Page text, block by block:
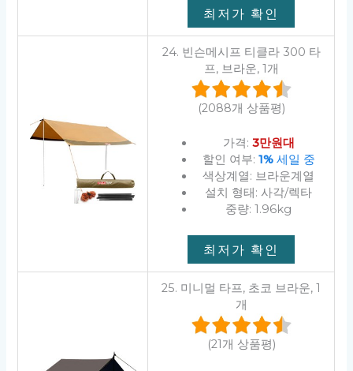
최저가 확인
24. 빈슨메시프 티클라 300 타
프, 브라운, 1개
(2088개 상품평)
가격: 3만원대
할인 여부: 1%세일 중
색상계열: 브라운계열
설치 형태: 사각/렉타
중량: 1.96kg
최저가 확인
25. 미니멀 타프, 초코 브라운, 1
개
(21개 상품평)